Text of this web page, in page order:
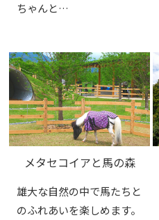
ちゃんと…
メタセコイアと馬の森
雄大な自然の中で馬たちと
のふれあいを楽しめます。